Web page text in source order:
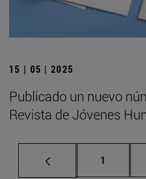
15 | 05 | 2025
Publicado un nuevo
Revista de Jóvenes
Página
1